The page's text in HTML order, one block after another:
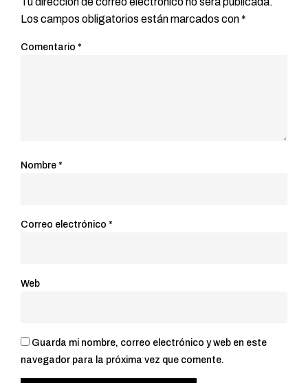
Los campos obligatorios están marcados con*
Comentario *
Nombre *
Correo electrónico *
Web
Guarda mi nombre, correo electrónico y web en este
navegador para la próxima vez que comente.